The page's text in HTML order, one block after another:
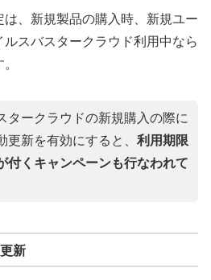
、新規製品の購入時、新規ユー
スバスタークラウド利用中なら
タークラウドの新規購入の際に
更新を有効にすると、 利用期限
付くキャンペーンも行なわれて
新